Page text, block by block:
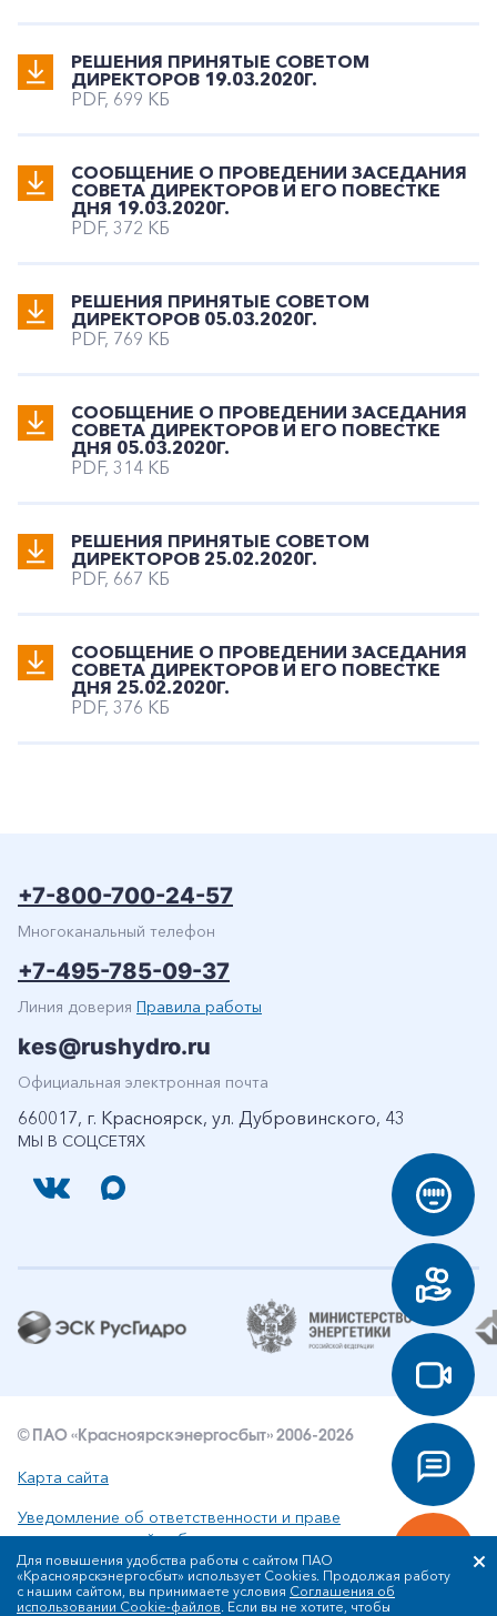
РЕШЕНИЯ ПРИНЯТЫЕ СОВЕТОМ
ДИРЕКТОРОВ 19.03.2020Г.
PDF, 699 КБ
СООБЩЕНИЕ О ПРОВЕДЕНИИ ЗАСЕДАНИЯ
СОВЕТА ДИРЕКТОРОВ И ЕГО ПОВЕСТКЕ
ДНЯ 19.03.2020Г.
PDF, 372 КБ
РЕШЕНИЯ ПРИНЯТЫЕ СОВЕТОМ
ДИРЕКТОРОВ 05.03.2020Г.
PDF, 769 КБ
СООБЩЕНИЕ О ПРОВЕДЕНИИ ЗАСЕДАНИЯ
СОВЕТА ДИРЕКТОРОВ И ЕГО ПОВЕСТКЕ
ДНЯ 05.03.2020Г.
PDF, 314 КБ
РЕШЕНИЯ ПРИНЯТЫЕ СОВЕТОМ
ДИРЕКТОРОВ 25.02.2020Г.
PDF, 667 КБ
СООБЩЕНИЕ О ПРОВЕДЕНИИ ЗАСЕДАНИЯ
СОВЕТА ДИРЕКТОРОВ И ЕГО ПОВЕСТКЕ
ДНЯ 25.02.2020Г.
PDF, 376 КБ
МЫ В СОЦСЕТЯХ
+7-800-700-24-57
Многоканальный телефон
+7-495-785-09-37
Линия доверия Правила работы
kes@rushydro.ru
Официальная электронная почта
660017, г. Красноярск, ул. Дубровинского, 43
© ПАО «Красноярскэнергосбыт» 2006-2026
Карта сайта
Уведомление об ответственности и праве
интеллектуальной собственности
Политика ПАО «Красноярскэнергосбыт» в отношении
обработки персональных данных
Для повышения удобства работы с сайтом ПАО
«Красноярскэнергосбыт» использует Cookies. Продолжая работу
с нашим сайтом, вы принимаете условия Соглашения об
использовании Cookie-файлов. Если вы не хотите, чтобы